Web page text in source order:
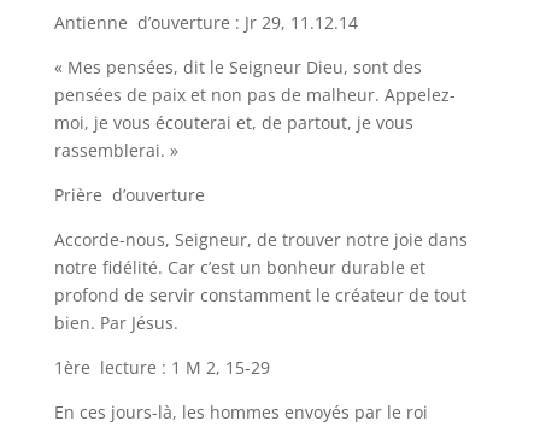
Antienne d’ouverture : Jr 29, 11.12.14
« Mes pensées, dit le Seigneur Dieu, sont des
pensées de paix et non pas de malheur. Appelez-
moi, je vous écouterai et, de partout, je vous
rassemblerai. »
Prière d’ouverture
Accorde-nous, Seigneur, de trouver notre joie dans
notre fidélité. Car c’est un bonheur durable et
profond de servir constamment le créateur de tout
bien. Par Jésus.
1ère lecture : 1 M 2, 15-29
En ces jours-là, les hommes envoyés par le roi